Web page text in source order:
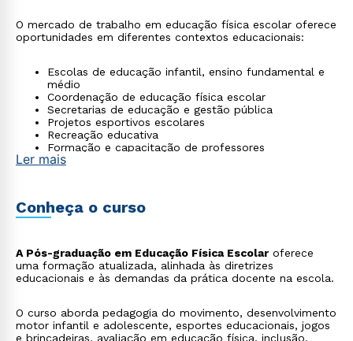
O mercado de trabalho em educação física escolar oferece
oportunidades em diferentes contextos educacionais:
Escolas de educação infantil, ensino fundamental e
médio
Coordenação de educação física escolar
Secretarias de educação e gestão pública
Projetos esportivos escolares
Recreação educativa
Formação e capacitação de professores
Ler mais
Conheça o curso
A Pós-graduação em Educação Física Escolar oferece
uma formação atualizada, alinhada às diretrizes
educacionais e às demandas da prática docente na escola.
O curso aborda pedagogia do movimento, desenvolvimento
motor infantil e adolescente, esportes educacionais, jogos
e brincadeiras, avaliação em educação física, inclusão,